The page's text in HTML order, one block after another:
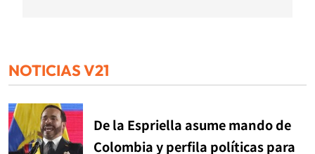
NOTICIAS V21
De la Espriella asume mando de
Colombia y perfila políticas para